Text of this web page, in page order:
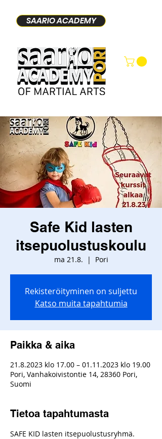
SAARIO ACADEMY
Safe Kid lasten
itsepuolustuskoulu
ma 21.8.
  |
Pori
Rekisteröityminen on suljettu
Katso muita tapahtumia
Paikka & aika
21.8.2023 klo 17.00 – 01.11.2023 klo 19.00
Pori, Vanhakoivistontie 14, 28360 Pori,
Suomi
Tietoa tapahtumasta
SAFE KID lasten itsepuolustusryhmä.